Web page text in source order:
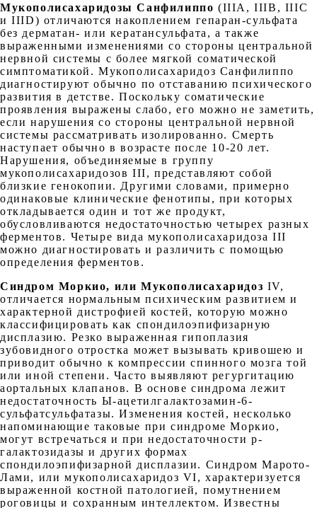
Мукополисахаридозы Санфилиппо (IIIA, IIIB, IIIC
и IIID) отличаются накоплением гепаран-сульфата
без дерматан- или кератансульфата, а также
выраженными изменениями со стороны центральной
нервной системы с более мягкой соматической
симптоматикой. Мукополисахаридоз Санфилиппо
диагностируют обычно по отставанию психического
развития в детстве. Поскольку соматические
проявления выражены слабо, его можно не заметить,
если нарушения со стороны центральной нервной
системы рассматривать изолированно. Смерть
наступает обычно в возрасте после 10-20 лет.
Нарушения, объединяемые в группу
мукополисахаридозов III, представляют собой
близкие генокопии. Другими словами, примерно
одинаковые клинические фенотипы, при которых
откладывается один и тот же продукт,
обусловливаются недостаточностью четырех разных
ферментов. Четыре вида мукополисахаридоза III
можно диагностировать и различить с помощью
определения ферментов.
Синдром Моркио, или Мукополисахаридоз IV,
отличается нормальным психическим развитием и
характерной дистрофией костей, которую можно
классифицировать как спондилоэпифизарную
дисплазию. Резко выраженная гипоплазия
зубовидного отростка может вызывать кривошею и
приводит обычно к компрессии спинного мозга той
или иной степени. Часто выявляют регургитацию
аортальных клапанов. В основе синдрома лежит
недостаточность Ы-ацетилгалактозамин-6-
сульфатсульфатазы. Изменения костей, несколько
напоминающие таковые при синдроме Моркио,
могут встречаться и при недостаточности р-
галактозидазы и других формах
спондилоэпифизарной дисплазии. Синдром Марото-
Лами, или мукополисахаридоз VI, характеризуется
выраженной костной патологией, помутнением
роговицы и сохранным интеллектом. Известны